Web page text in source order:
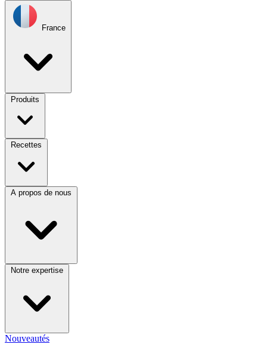
France
Produits
Recettes
A propos de nous
Notre expertise
Nouveautés